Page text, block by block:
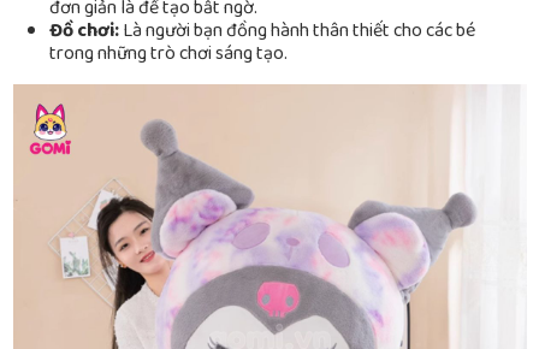
đơn giản là để tạo bất ngờ.
Đồ chơi:Là người bạn đồng hành thân thiết cho các bé
trong những trò chơi sáng tạo.